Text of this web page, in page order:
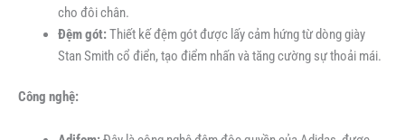
cho đôi chân.
Đệm gót:Thiết kế đệm gót được lấy cảm hứng từ dòng giày
Stan Smith cổ điển, tạo điểm nhấn và tăng cường sự thoải mái.
Công nghệ: